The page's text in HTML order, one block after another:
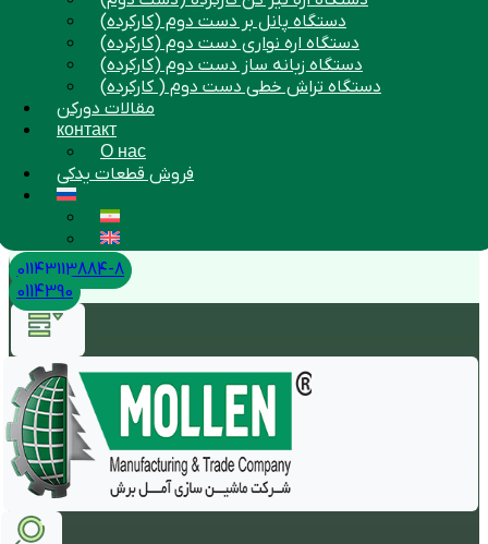
دستگاه پانل بر دست دوم (کارکرده)
دستگاه اره نواری دست دوم (کارکرده)
دستگاه زبانه ساز دست دوم (کارکرده)
دستگاه تراش خطی دست دوم ( کارکرده)
مقالات دورکن
контакт
О нас
فروش قطعات یدکی
01143113884-8
0114390